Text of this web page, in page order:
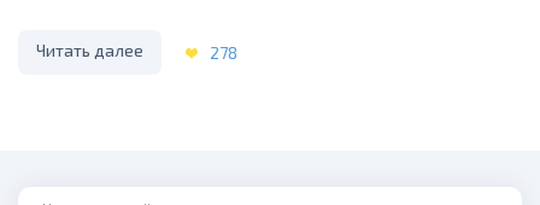
Читать далее 278